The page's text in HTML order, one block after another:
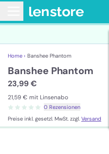
Home › Banshee Phantom
Banshee Phantom
23,99 €
21,59 € mit Linsenabo
0 Rezensionen
Preise inkl. gesetzl. MwSt. zzgl. Versand